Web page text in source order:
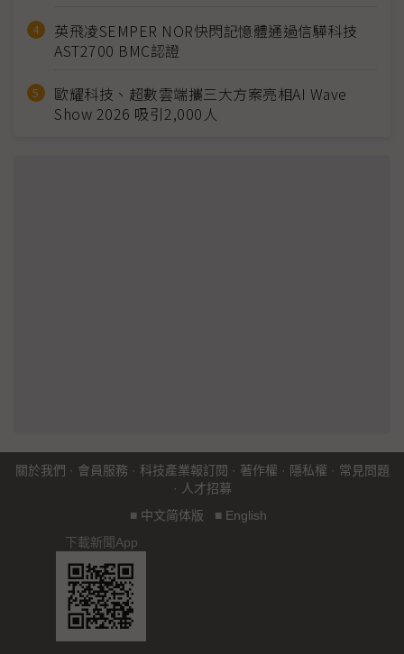
英飛凌SEMPER NOR快閃記憶體通過信驊科技
AST2700 BMC認證
歐耀科技、超數雲端攜三大方案亮相AI Wave
Show 2026 吸引2,000人
關於我們 · 會員服務 · 科技產業報訂閱 · 著作權 · 隱私權 · 常見問題
· 人才招募
■ 中文简体版 ■ English
下載新聞App